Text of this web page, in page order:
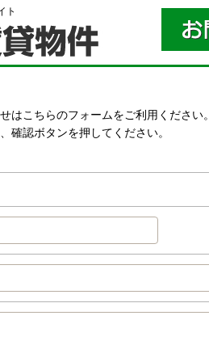
ト
はこちらのフォームをご利用ください。
確認ボタンを押してください。